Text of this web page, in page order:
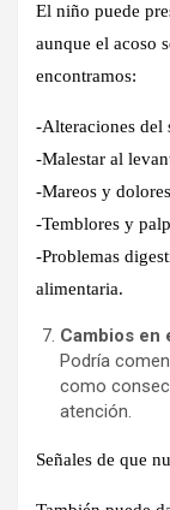
El niño puede
aunque el acoso
encontramos:
-Alteraciones del
-Malestar al
-Mareos y
-Temblores y
-Problemas
alimentaria.
Cambios en
Podría
como
atención.
Señales de que